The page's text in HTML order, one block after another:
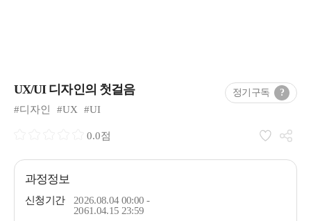
정기구독 ?
UX/UI 디자인의 첫걸음
#디자인 #UX #UI
0.0점
과정정보
신청기간
2026.08.04 00:00 -
2061.04.15 23:59